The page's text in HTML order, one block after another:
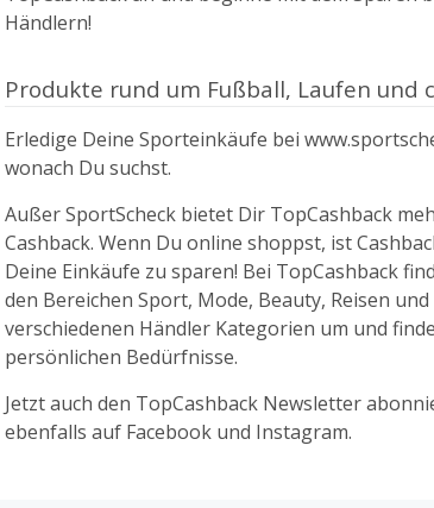
Händlern!
Produkte rund um Fußball, Laufen und
Erledige Deine Sporteinkäufe bei
wonach Du suchst.
Außer SportScheck bietet Dir TopCashback
Cashback. Wenn Du online shoppst, ist
Deine Einkäufe zu sparen! Bei TopCashback
den Bereichen Sport, Mode, Beauty, Reisen und
verschiedenen Händler Kategorien um und
persönlichen Bedürfnisse.
Jetzt auch den TopCashback Newsletter
ebenfalls auf Facebook und Instagram.